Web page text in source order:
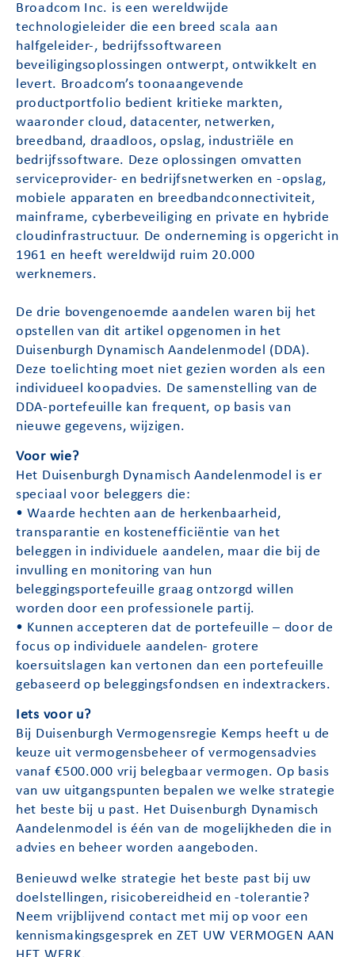
Broadcom Inc. is een wereldwijde
technologieleider die een breed scala aan
halfgeleider-, bedrijfssoftwareen
beveiligingsoplossingen ontwerpt, ontwikkelt en
levert. Broadcom’s toonaangevende
productportfolio bedient kritieke markten,
waaronder cloud, datacenter, netwerken,
breedband, draadloos, opslag, industriële en
bedrijfssoftware. Deze oplossingen omvatten
serviceprovider- en bedrijfsnetwerken en -opslag,
mobiele apparaten en breedbandconnectiviteit,
mainframe, cyberbeveiliging en private en hybride
cloudinfrastructuur. De onderneming is opgericht in
1961 en heeft wereldwijd ruim 20.000
werknemers.
De drie bovengenoemde aandelen waren bij het
opstellen van dit artikel opgenomen in het
Duisenburgh Dynamisch Aandelenmodel (DDA).
Deze toelichting moet niet gezien worden als een
individueel koopadvies. De samenstelling van de
DDA-portefeuille kan frequent, op basis van
nieuwe gegevens, wijzigen.
Voor wie?
Het Duisenburgh Dynamisch Aandelenmodel is er
speciaal voor beleggers die:
• Waarde hechten aan de herkenbaarheid,
transparantie en kostenefficiëntie van het
beleggen in individuele aandelen, maar die bij de
invulling en monitoring van hun
beleggingsportefeuille graag ontzorgd willen
worden door een professionele partij.
• Kunnen accepteren dat de portefeuille – door de
focus op individuele aandelen- grotere
koersuitslagen kan vertonen dan een portefeuille
gebaseerd op beleggingsfondsen en indextrackers.
Iets voor u?
Bij Duisenburgh Vermogensregie Kemps heeft u de
keuze uit vermogensbeheer of vermogensadvies
vanaf €500.000 vrij belegbaar vermogen. Op basis
van uw uitgangspunten bepalen we welke strategie
het beste bij u past. Het Duisenburgh Dynamisch
Aandelenmodel is één van de mogelijkheden die in
advies en beheer worden aangeboden.
Benieuwd welke strategie het beste past bij uw
doelstellingen, risicobereidheid en -tolerantie?
Neem vrijblijvend contact met mij op voor een
kennismakingsgesprek en ZET UW VERMOGEN AAN